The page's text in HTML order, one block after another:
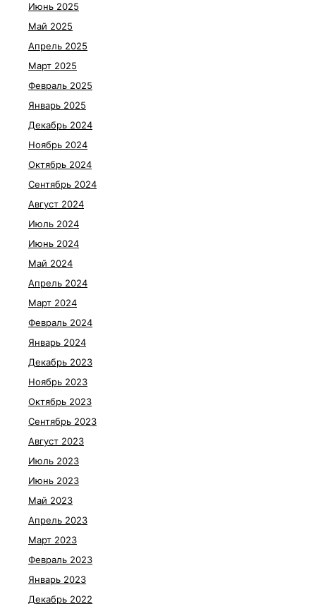
Июнь 2025
Май 2025
Апрель 2025
Март 2025
Февраль 2025
Январь 2025
Декабрь 2024
Ноябрь 2024
Октябрь 2024
Сентябрь 2024
Август 2024
Июль 2024
Июнь 2024
Май 2024
Апрель 2024
Март 2024
Февраль 2024
Январь 2024
Декабрь 2023
Ноябрь 2023
Октябрь 2023
Сентябрь 2023
Август 2023
Июль 2023
Июнь 2023
Май 2023
Апрель 2023
Март 2023
Февраль 2023
Январь 2023
Декабрь 2022